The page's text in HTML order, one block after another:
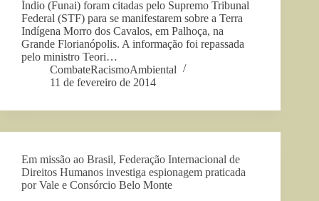
Índio (Funai) foram citadas pelo Supremo Tribunal
Federal (STF) para se manifestarem sobre a Terra
Indígena Morro dos Cavalos, em Palhoça, na
Grande Florianópolis. A informação foi repassada
pelo ministro Teori…
CombateRacismoAmbiental
11 de fevereiro de 2014
Em missão ao Brasil, Federação Internacional de
Direitos Humanos investiga espionagem praticada
por Vale e Consórcio Belo Monte